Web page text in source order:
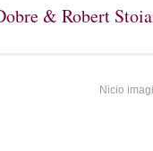
& Robert
Nicio